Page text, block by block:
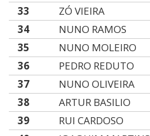
33
ZÓ VIEIRA
34
NUNO RAMOS
35
NUNO MOLEIRO
36
PEDRO REDUTO
37
NUNO OLIVEIRA
38
ARTUR BASILIO
39
RUI CARDOSO